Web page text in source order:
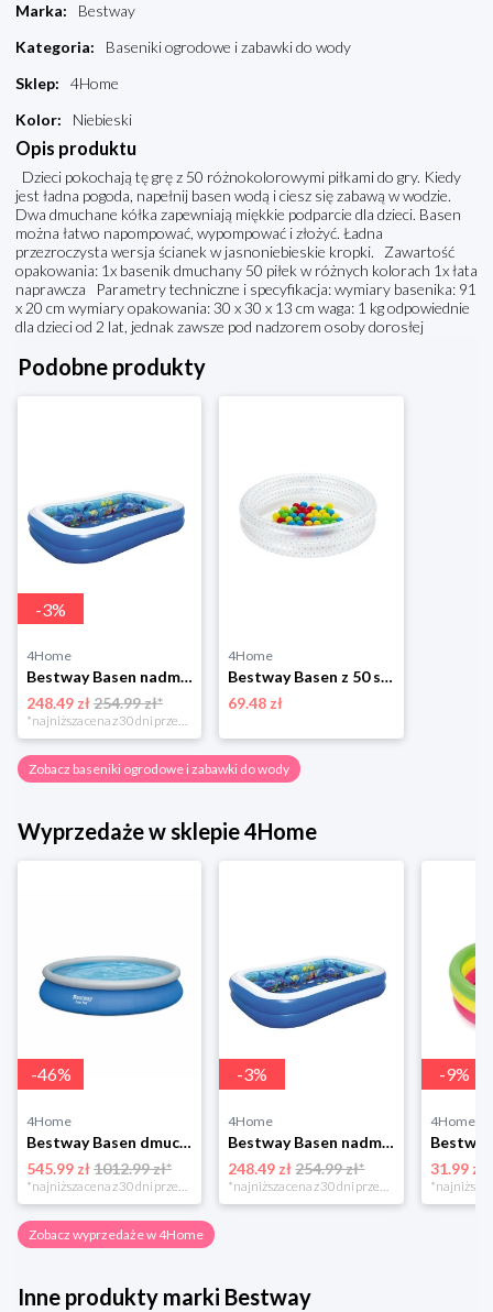
Marka:
Bestway
Kategoria:
Baseniki ogrodowe i zabawki do wody
Sklep:
4Home
Kolor: Niebieski
Opis produktu
Dzieci pokochają tę grę z 50 różnokolorowymi piłkami do gry. Kiedy
jest ładna pogoda, napełnij basen wodą i ciesz się zabawą w wodzie.
Dwa dmuchane kółka zapewniają miękkie podparcie dla dzieci. Basen
można łatwo napompować, wypompować i złożyć. Ładna
przezroczysta wersja ścianek w jasnoniebieskie kropki. Zawartość
opakowania: 1x basenik dmuchany 50 piłek w różnych kolorach 1x łata
naprawcza Parametry techniczne i specyfikacja: wymiary basenika: 91
x 20 cm wymiary opakowania: 30 x 30 x 13 cm waga: 1 kg odpowiednie
dla dzieci od 2 lat, jednak zawsze pod nadzorem osoby dorosłej
Podobne produkty
-3%
4Home
Bestway Basen nadmuchiwany 3D świat morski, 262 x 175 x 51 cm
248.49 zł254.99 zł*
*najniższa cena z 30 dni przed obniżką
4Home
Bestway Basen z 50 szt. piłek, śr. 91 cm, niebieski
69.48 zł
Zobacz baseniki ogrodowe i zabawki do wody
Wyprzedaże w sklepie 4Home
-46%
4Home
Bestway Basen dmuchany Fast Set, śr. 457 cm, wys. 84 cm
545.99 zł1012.99 zł*
-3%
4Home
Bestway Basen nadmuchiwany 3D świat morski, 262 x 175 x 51 cm
248.49 zł 254.99 zł*
-9%
4Home
31.99 zł
Zobacz wyprzedaże w 4Home
Inne produkty marki Bestway